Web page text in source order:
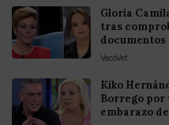
Gloria
tras
documentos
VecoVet
Kiko
Borrego por
embarazo